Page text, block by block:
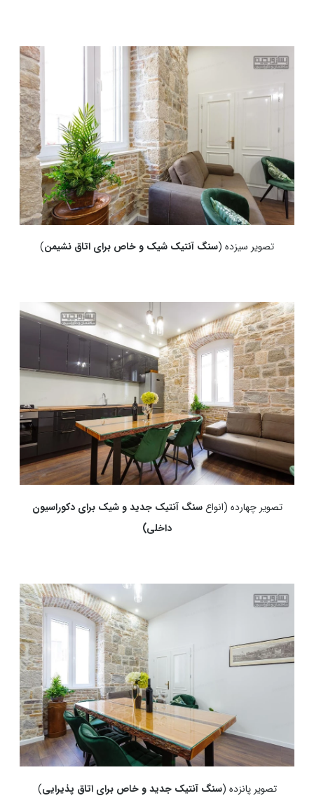
تصویر سیزده ( سنگ آنتیک شیک و خاص برای اتاق نشیمن)
تصویر چهارده (انواعسنگ آنتیک جدید و شیک برای دکوراسیون
داخلی)
تصویر پانزده ( سنگ آنتیک جدید و خاص برای اتاق پذیرایی)